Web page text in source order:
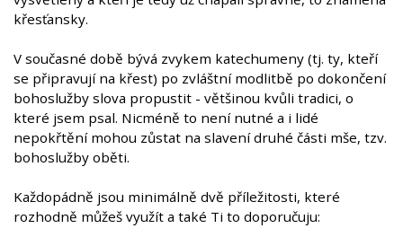
křesťansky.
V současné době bývá zvykem katechumeny (tj. ty, kteří
se připravují na křest) po zvláštní modlitbě po dokončení
bohoslužby slova propustit - většinou kvůli tradici, o
které jsem psal. Nicméně to není nutné a i lidé
nepokřtění mohou zůstat na slavení druhé části mše, tzv.
bohoslužby oběti.
Každopádně jsou minimálně dvě příležitosti, které
rozhodně můžeš využít a také Ti to doporučuju: